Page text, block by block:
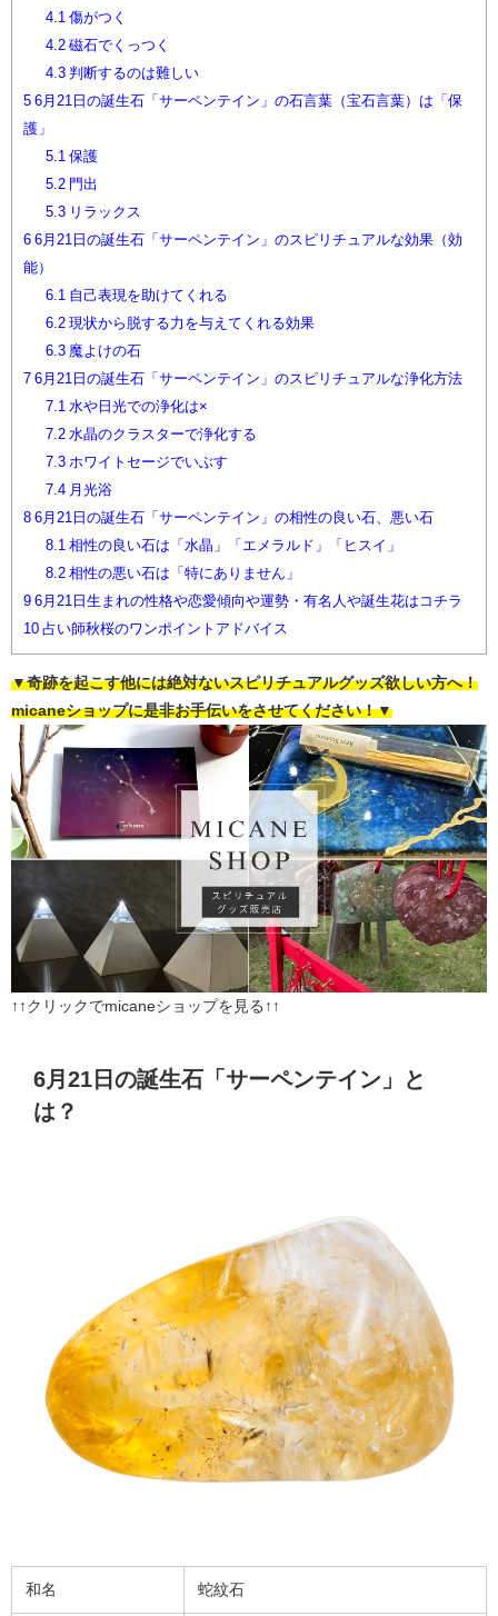
4.1 傷がつく
4.2磁石でくっつく
4.3判断するのは難しい
5 6月21日の誕生石「サーペンテイン」の石言葉（宝石言葉）は「保
護」
5.1 保護
5.2門出
5.3リラックス
6 6月21日の誕生石「サーペンテイン」のスピリチュアルな効果（効
能）
6.1
自己表現を助けてくれる
6.2現状から脱する力を与えてくれる効果
6.3魔よけの石
7 6月21日の誕生石「サーペンテイン」のスピリチュアルな浄化方法
7.1 水や日光での浄化は×
7.2水晶のクラスターで浄化する
7.3ホワイトセージでいぶす
7.4月光浴
8 6月21日の誕生石「サーペンテイン」の相性の良い石、悪い石
8.1 相性の良い石は「水晶」「エメラルド」「ヒスイ」
8.2相性の悪い石は「特にありません」
9 6月21日生まれの性格や恋愛傾向や運勢・有名人や誕生花はコチラ
10 占い師秋桜のワンポイントアドバイス
▼奇跡を起こす他には絶対ないスピリチュアルグッズ欲しい方へ！
micaneショップに是非お手伝いをさせてください！▼
↑↑クリックでmicaneショップを見る↑↑
6月21日の誕生石「サーペンテイン」と
は？
和名 蛇紋石